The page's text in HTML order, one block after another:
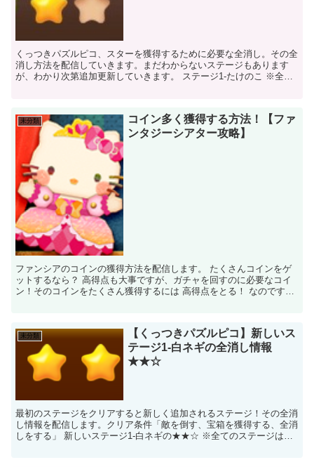
くっつきパズルピコ、スターを獲得するために必要な全消し。その全
消し方法を配信していきます。まだわからないステージもあります
が、わかり次第追加更新していきます。 ステージ1-たけのこ ※全て
未分類
コイン多く獲得する方法！【ファ
ンタジーシアター攻略】
ファンシアのコインの獲得方法を配信します。 たくさんコインをゲ
ットするなら？ 高得点も大事ですが、ガチャを回すのに必要なコイ
ン！そのコインをたくさん獲得するには 高得点をとる！ なのです♪
未分類
【くっつきパズルピコ】新しいス
テージ1-白ネギの全消し情報
★★☆
最初のステージをクリアすると新しく追加されるステージ！その全消
し情報を配信します。クリア条件「敵を倒す、宝箱を獲得する、全消
しをする」 新しいステージ1-白ネギの★★☆ ※全てのステージは、